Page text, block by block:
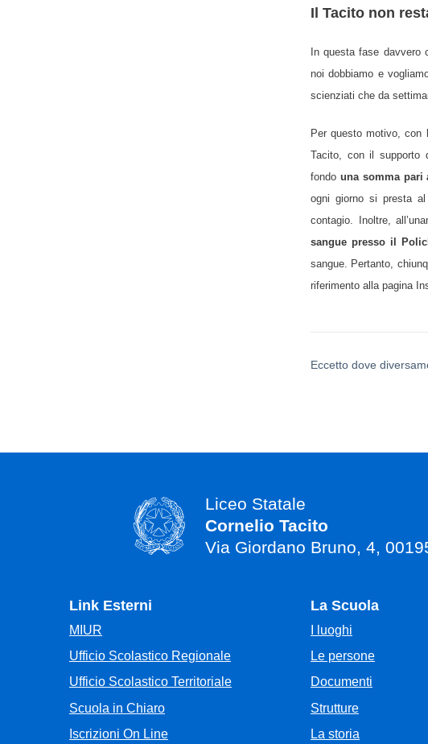
Il Tacito non
In questa fase
noi dobbiamo e
scienziati che da
Per questo motivo, con
Tacito, con il supporto
fondo una somma pari
ogni giorno si presta
contagio. Inoltre,
sangue presso il
sangue. Pertanto,
riferimento alla pagina
Eccetto dove
Liceo Statale
Cornelio Tacito
Via Giordano Bruno, 4,
Link Esterni
MIUR
Ufficio Scolastico Regionale
Ufficio Scolastico Territoriale
Scuola in Chiaro
Iscrizioni On Line
La Scuola
I luoghi
Le persone
Documenti
Strutture
La storia